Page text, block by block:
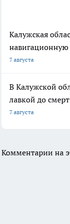
Калужская
навигационную
7 августа
В Калужской
лавкой до
7 августа
Комментарии на